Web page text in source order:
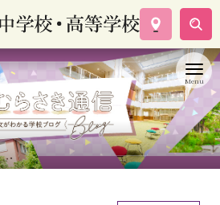
学校案内
コース紹介
学校生活
入試情報
資料請求